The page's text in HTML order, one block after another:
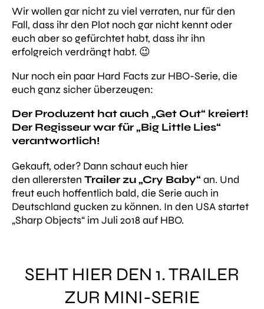
Wir wollen gar nicht zu viel verraten, nur für den
Fall, dass ihr den Plot noch gar nicht kennt oder
euch aber so gefürchtet habt, dass ihr ihn
erfolgreich verdrängt habt. 😉
Nur noch ein paar Hard Facts zur HBO-Serie, die
euch ganz sicher überzeugen:
Der Produzent hat auch „Get Out“ kreiert!
Der Regisseur war für „Big Little Lies“
verantwortlich!
Gekauft, oder? Dann schaut euch hier
den allerersten Trailer zu „Cry Baby“ an. Und
freut euch hoffentlich bald, die Serie auch in
Deutschland gucken zu können. In den USA startet
„Sharp Objects“ im Juli 2018 auf HBO.
SEHT HIER DEN 1. TRAILER
ZUR MINI-SERIE